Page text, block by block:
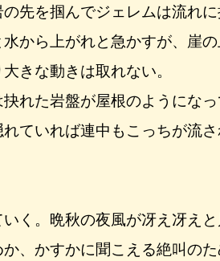
先を掴んでジェレムは流れ
から上がれと急かすが、崖
きな動きは取れない。
れた岩盤が屋根のようにな
ていれば連中もこっちが流
く。晩秋の夜風が冴え冴えと
、かすかに聞こえる絶叫の